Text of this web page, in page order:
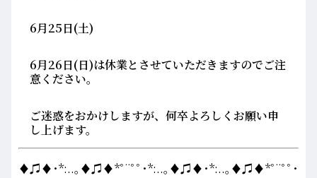
6月25日(土)
6月26日(日)は休業とさせていただきますのでご注
意ください。
ご迷惑をおかけしますが、何卒よろしくお願い申
し上げます。
♦♫♦･*:..｡♦♫♦*ﾟ¨ﾟﾟ･*:..｡♦♫♦･*:..｡♦♫♦*ﾟ¨ﾟﾟ･